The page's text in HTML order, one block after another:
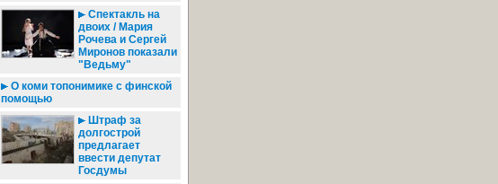
Спектакль на
двоих / Мария
Рочева и Сергей
Миронов показали
"Ведьму"
О коми топонимике с финской
помощью
Штраф за
долгострой
предлагает
ввести депутат
Госдумы